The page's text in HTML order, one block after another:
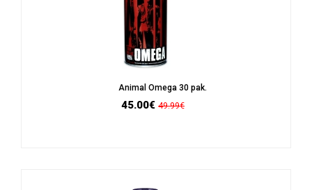
Animal Omega 30 pak.
45.00€ 49.99€